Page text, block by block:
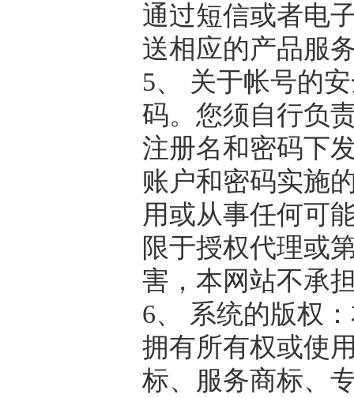
通过短信或者电
送相应的产品服
5、 关于帐号的
码。您须自行负
注册名和密码下
账户和密码实施
用或从事任何可
限于授权代理或
害，本网站不承
6、 系统的版权
拥有所有权或使
标、服务商标、